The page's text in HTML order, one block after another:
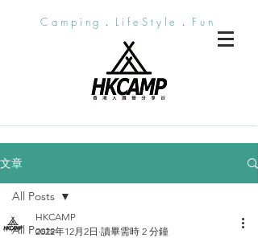
Camping．LifeStyle．Fun
文章
All Posts
All Posts
HKCAMP
2022年12月2日 讀畢需時 2 分鐘